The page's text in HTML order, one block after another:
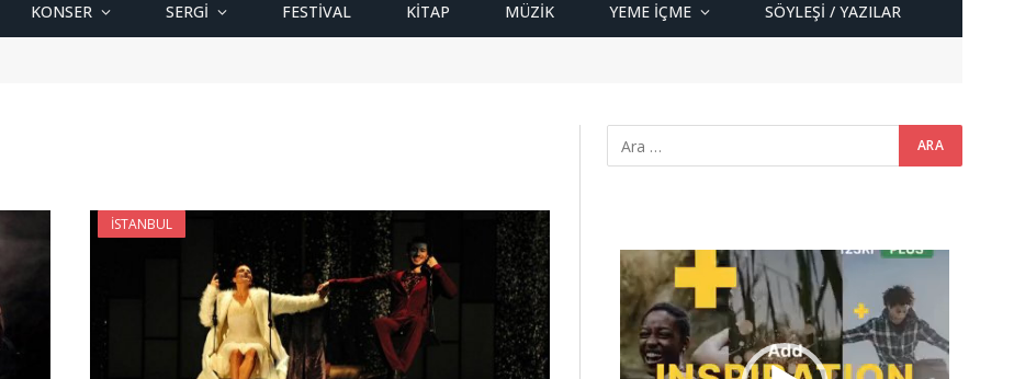
KONSER SERGI FESTIVAL KITAP MÜZIK YEME İÇME SÖYLEŞI / YAZILAR
İSTANBUL
Video
oynatıcı